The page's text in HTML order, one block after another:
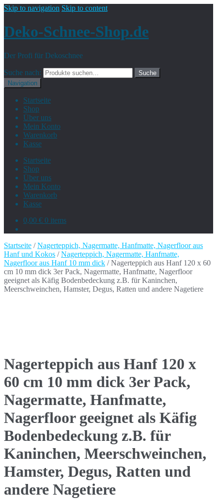
Skip to navigation Skip to content
Deko-Schnee-Shop.de
Der Profi für Dekoschnee
Suche nach:
Suche
Navigation
Startseite
Shop
Über uns
Mein Konto
Warenkorb
Kasse
Startseite
Shop
Über uns
Mein Konto
Warenkorb
Kasse
0,00 € 0 items
Startseite /Nagerteppich, Nagermatte, Hanfmatte, Nagerfloor aus
Hanf und Kokos /Nagerteppich, Nagermatte, Hanfmatte,
Nagerfloor aus Hanf 10 mm dick / Nagerteppich aus Hanf 120 x 60
cm 10 mm dick 3er Pack, Nagermatte, Hanfmatte, Nagerfloor
geeignet als Käfig Bodenbedeckung z.B. für Kaninchen,
Meerschweinchen, Hamster, Degus, Ratten und andere Nagetiere
Nagerteppich aus Hanf 120 x
60 cm 10 mm dick 3er Pack,
Nagermatte, Hanfmatte,
Nagerfloor geeignet als Käfig
Bodenbedeckung z.B. für
Kaninchen, Meerschweinchen,
Hamster, Degus, Ratten und
andere Nagetiere